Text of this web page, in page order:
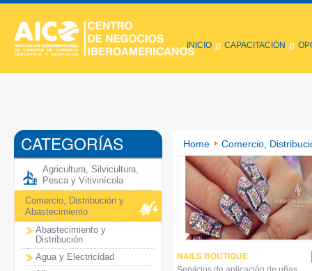
INICIO // CAPACITACIÓN //
CATEGORÍAS
Agricultura, Silvicultura,
Pesca y Vitivinícola
Comercio, Distribución y
Abastecimiento
Abastecimiento y
Distribución
Agua y Electricidad
Home Comercio,
NAILS BOUTIQUE